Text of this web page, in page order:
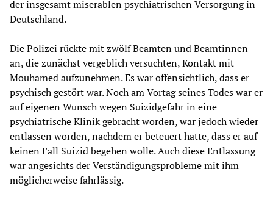
der insgesamt miserablen psychiatrischen Versorgung in
Deutschland.
Die Polizei rückte mit zwölf Beamten und Beamtinnen
an, die zunächst vergeblich versuchten, Kontakt mit
Mouhamed aufzunehmen. Es war offensichtlich, dass er
psychisch gestört war. Noch am Vortag seines Todes war er
auf eigenen Wunsch wegen Suizidgefahr in eine
psychiatrische Klinik gebracht worden, war jedoch wieder
entlassen worden, nachdem er beteuert hatte, dass er auf
keinen Fall Suizid begehen wolle. Auch diese Entlassung
war angesichts der Verständigungsprobleme mit ihm
möglicherweise fahrlässig.